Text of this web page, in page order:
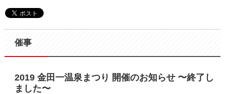
催事
2019 金田一温泉まつり 開催のお知らせ 〜終了し
ました〜